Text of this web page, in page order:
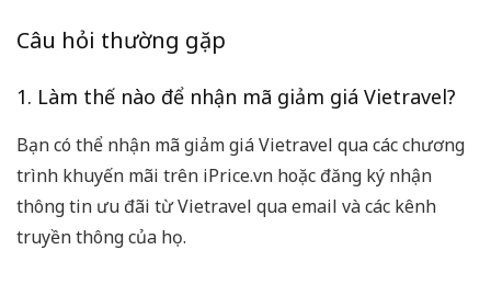
Câu hỏi thường gặp
1. Làm thế nào để nhận mã giảm giá Vietravel?
Bạn có thể nhận mã giảm giá Vietravel qua các chương
trình khuyến mãi trên iPrice.vn hoặc đăng ký nhận
thông tin ưu đãi từ Vietravel qua email và các kênh
truyền thông của họ.